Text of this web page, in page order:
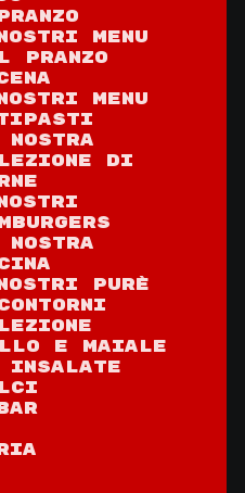
MENU
PRANZO
MENU
nostra
di
Nostra
PURÈ
e maiale
Insalate